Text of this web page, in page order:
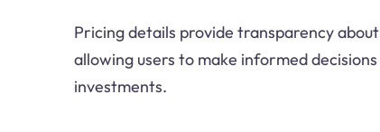
Pricing details provide transparency
allowing users to make informed
investments.